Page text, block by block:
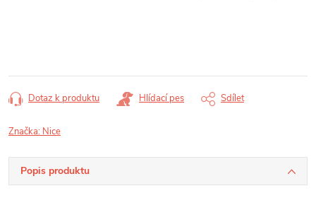
Dotaz k produktu Hlídací pes Sdílet
Značka: Nice
Popis produktu